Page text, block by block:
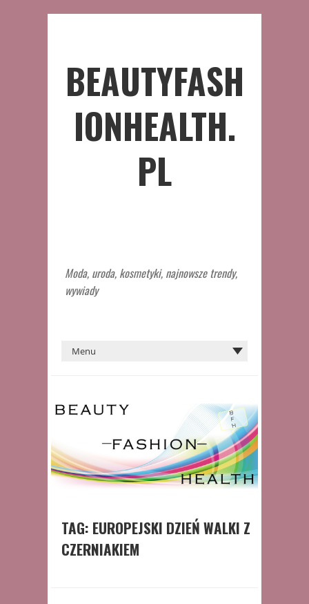
BEAUTYFASH
IONHEALTH.
PL
Moda, uroda, kosmetyki, najnowsze trendy,
wywiady
TAG: EUROPEJSKI DZIEŃ WALKI Z
CZERNIAKIEM